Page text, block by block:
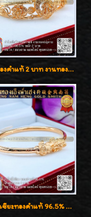
กำไลทองคำแท้ 2 บาท งานทองฉลุลาย ดีไซน์หรูหรา สวยคลาสสิค
กำไลปี่เซียะทองคำแท้ 96.5% น้ำหนัก 1 บาท เสริมโชคลาภ